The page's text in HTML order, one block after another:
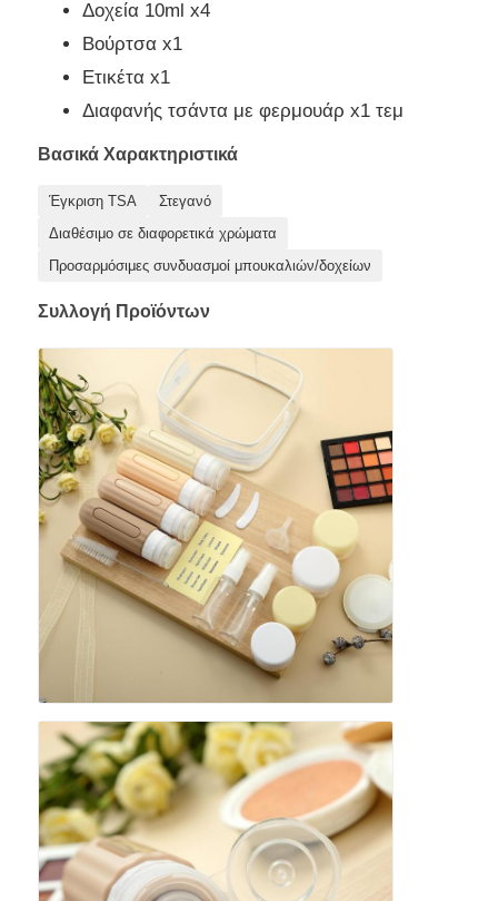
Δοχεία 10ml x4
Βούρτσα x1
Ετικέτα x1
Διαφανής τσάντα με φερμουάρ x1 τεμ
Βασικά Χαρακτηριστικά
Έγκριση TSA
Στεγανό
Διαθέσιμο σε διαφορετικά χρώματα
Προσαρμόσιμες συνδυασμοί μπουκαλιών/δοχείων
Συλλογή Προϊόντων